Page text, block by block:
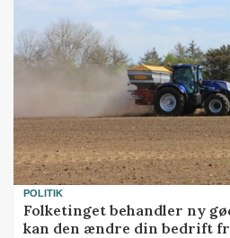
POLITIK
Folketinget behandler ny
kan den ændre din bedrift